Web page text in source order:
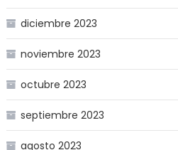
diciembre 2023
noviembre 2023
octubre 2023
septiembre 2023
agosto 2023